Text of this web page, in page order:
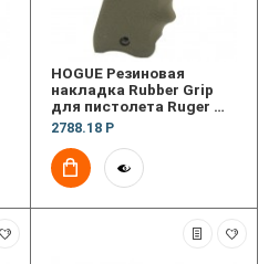
HOGUE Резиновая
накладка Rubber Grip
для пистолета Ruger MK
II MK III w/FG OD Grn
2788.18 Р